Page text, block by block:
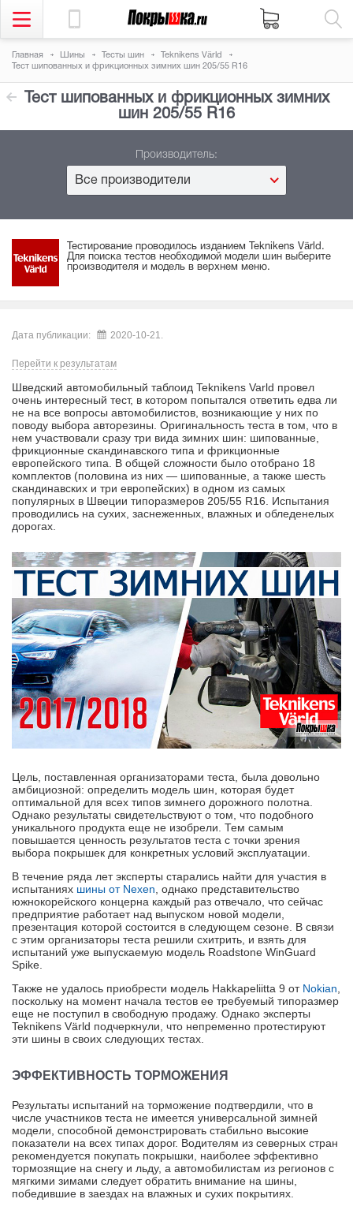
Главная Шины Тесты шин
Teknikens Värld
Тест шипованных и фрикционных зимних шин 205/55 R16
Тест шипованных и фрикционных зимних
шин 205/55 R16
Производитель:
Все производители
Тестирование проводилось изданием Teknikens Värld.
Для поиска тестов необходимой модели шин выберите
производителя и модель в верхнем меню.
Дата публикации: 2020-10-21.
Перейти к результатам
Шведский автомобильный таблоид Teknikens Varld провел
очень интересный тест, в котором попытался ответить едва ли
не на все вопросы автомобилистов, возникающие у них по
поводу выбора авторезины. Оригинальность теста в том, что в
нем участвовали сразу три вида зимних шин: шипованные,
фрикционные скандинавского типа и фрикционные
европейского типа. В общей сложности было отобрано 18
комплектов (половина из них — шипованные, а также шесть
скандинавских и три европейских) в одном из самых
популярных в Швеции типоразмеров 205/55 R16. Испытания
проводились на сухих, заснеженных, влажных и обледенелых
дорогах.
Цель, поставленная организаторами теста, была довольно
амбициозной: определить модель шин, которая будет
оптимальной для всех типов зимнего дорожного полотна.
Однако результаты свидетельствуют о том, что подобного
уникального продукта еще не изобрели. Тем самым
повышается ценность результатов теста с точки зрения
выбора покрышек для конкретных условий эксплуатации.
В течение ряда лет эксперты старались найти для участия в
испытаниях шины от Nexen , однако представительство
южнокорейского концерна каждый раз отвечало, что сейчас
предприятие работает над выпуском новой модели,
презентация которой состоится в следующем сезоне. В связи
с этим организаторы теста решили схитрить, и взять для
испытаний уже выпускаемую модель Roadstone WinGuard
Spike.
Также не удалось приобрести модель Hakkapeliitta 9 от Nokian
поскольку на момент начала тестов ее требуемый типоразмер
еще не поступил в свободную продажу. Однако эксперты
Teknikens Värld подчеркнули, что непременно протестируют
эти шины в своих следующих тестах.
ЭФФЕКТИВНОСТЬ ТОРМОЖЕНИЯ
Результаты испытаний на торможение подтвердили, что в
числе участников теста не имеется универсальной зимней
модели, способной демонстрировать стабильно высокие
показатели на всех типах дорог. Водителям из северных стран
рекомендуется покупать покрышки, наиболее эффективно
тормозящие на снегу и льду, а автомобилистам из регионов с
мягкими зимами следует обратить внимание на шины,
победившие в заездах на влажных и сухих покрытиях.